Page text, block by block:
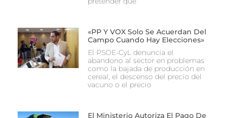
«PP Y VOX Solo Se Acuerdan Del
Campo Cuando Hay Elecciones»
El PSOE-CyL denuncia el
abandono al sector en problemas
como la bajada de producción en
cereal, el descenso del precio del
vacuno o el precio
El Ministerio Autoriza El Pago De